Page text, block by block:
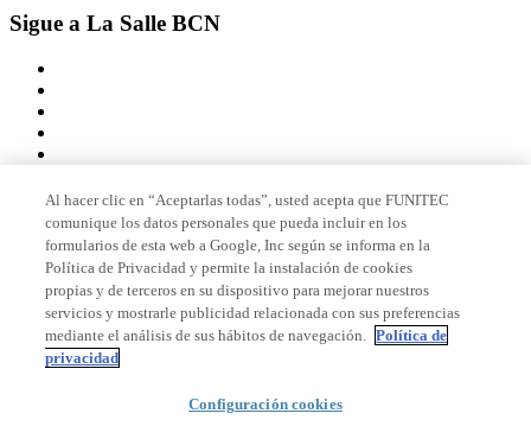
Sigue a La Salle BCN
Miembro de
Acreditaciones
© 2026 La Salle Campus Barcelona - URL |
Al hacer clic en “Aceptarlas todas”, usted acepta que FUNITEC
comunique los datos personales que pueda incluir en los
formularios de esta web a Google, Inc según se informa en la
Política de Privacidad y permite la instalación de cookies
propias y de terceros en su dispositivo para mejorar nuestros
servicios y mostrarle publicidad relacionada con sus preferencias
mediante el análisis de sus hábitos de navegación. Política de
privacidad
Configuración cookies